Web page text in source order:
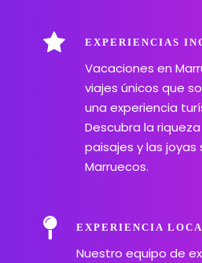
EXPERIENCIAS
Vacaciones en
viajes únicos que
una experiencia
Descubra la
paisajes y las
Marruecos.
EXPERIENCIA
Nuestro equipo de